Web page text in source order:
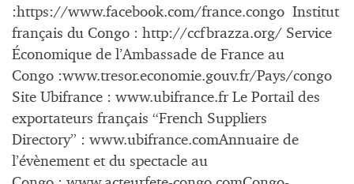
:https://www.facebook.com/france.congo Institut
français du Congo : http://ccfbrazza.org/ Service
Économique de l’Ambassade de France au
Congo :www.tresor.economie.gouv.fr/Pays/congo
Site Ubifrance : www.ubifrance.fr Le Portail des
exportateurs français “French Suppliers
Directory” : www.ubifrance.comAnnuaire de
l’évènement et du spectacle au